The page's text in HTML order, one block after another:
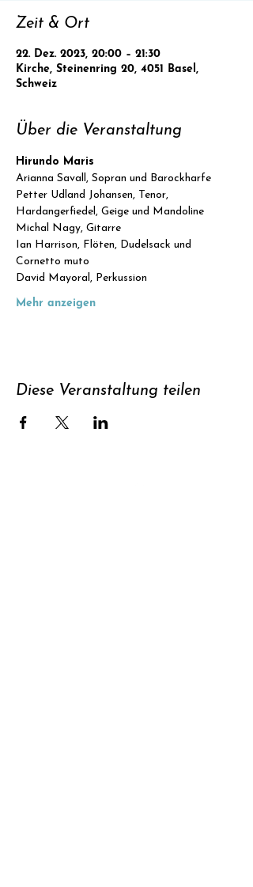
Zeit & Ort
22. Dez. 2023, 20:00 – 21:30
Kirche, Steinenring 20, 4051 Basel,
Schweiz
Über die Veranstaltung
Hirundo Maris
Arianna Savall, Sopran und Barockharfe
Petter Udland Johansen, Tenor,
Hardangerfiedel, Geige und Mandoline
Michal Nagy, Gitarre
Ian Harrison, Flöten, Dudelsack und
Cornetto muto
David Mayoral, Perkussion
Mehr anzeigen
Diese Veranstaltung teilen